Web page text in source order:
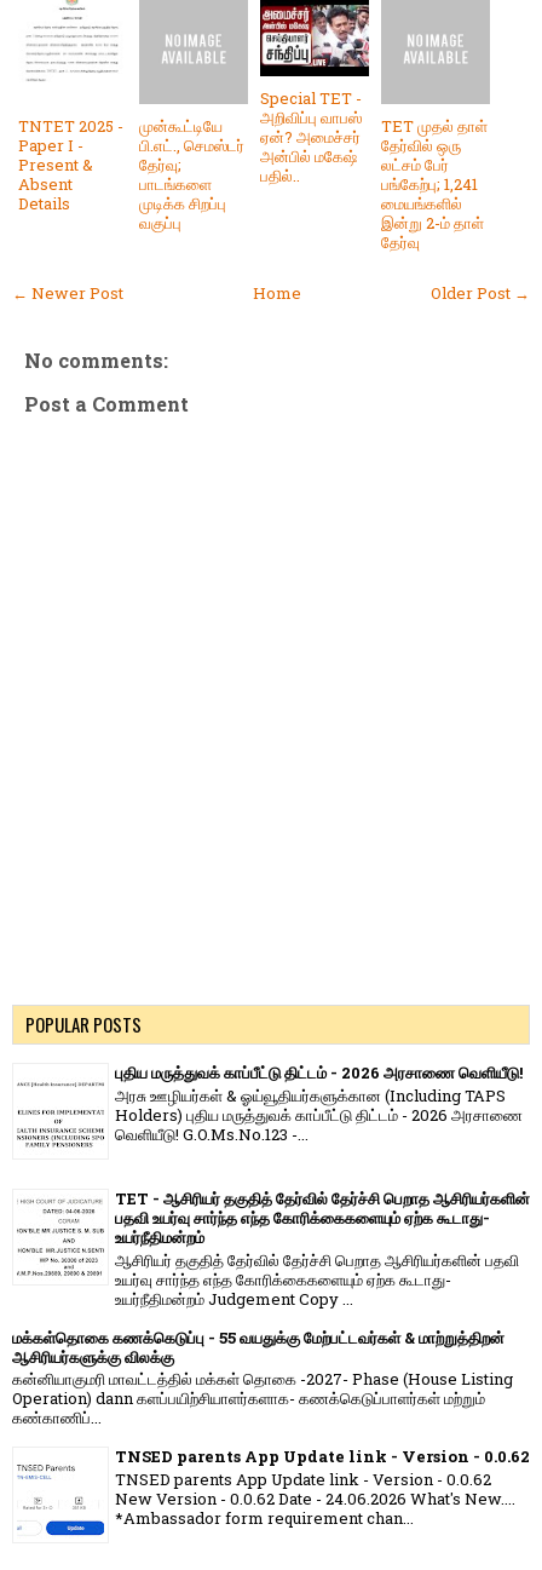
TNTET 2025 -
Paper I -
Present &
Absent
Details
முன்கூட்டியே
பி.எட்., செமஸ்டர்
தேர்வு;
பாடங்களை
முடிக்க சிறப்பு
வகுப்பு
Special TET -
அறிவிப்பு வாபஸ்
ஏன்? அமைச்சர்
அன்பில் மகேஷ்
பதில்..
TET முதல் தாள்
தேர்வில் ஒரு
லட்சம் பேர்
பங்கேற்பு; 1,241
மையங்களில்
இன்று 2-ம் தாள்
தேர்வு
← Newer Post Older Post →
Home
No comments:
Post a Comment
POPULAR POSTS
புதிய மருத்துவக் காப்பீட்டு திட்டம் - 2026 அரசாணை வெளியீடு!
அரசு ஊழியர்கள் & ஓய்வூதியர்களுக்கான (Including TAPS
Holders) புதிய மருத்துவக் காப்பீட்டு திட்டம் - 2026 அரசாணை
வெளியீடு! G.O.Ms.No.123 -...
TET - ஆசிரியர் தகுதித் தேர்வில் தேர்ச்சி பெறாத ஆசிரியர்களின்
பதவி உயர்வு சார்ந்த எந்த கோரிக்கைகளையும் ஏற்க கூடாது-
உயர்நீதிமன்றம்
ஆசிரியர் தகுதித் தேர்வில் தேர்ச்சி பெறாத ஆசிரியர்களின் பதவி
உயர்வு சார்ந்த எந்த கோரிக்கைகளையும் ஏற்க கூடாது-
உயர்நீதிமன்றம் Judgement Copy ...
மக்கள்தொகை கணக்கெடுப்பு - 55 வயதுக்கு மேற்பட்டவர்கள் & மாற்றுத்திறன்
ஆசிரியர்களுக்கு விலக்கு
கன்னியாகுமரி மாவட்டத்தில் மக்கள் தொகை -2027- Phase (House Listing
Operation) dann களப்பயிற்சியாளர்களாக- கணக்கெடுப்பாளர்கள் மற்றும்
கண்காணிப்...
TNSED parents App Update link - Version - 0.0.62
TNSED parents App Update link - Version - 0.0.62
New Version - 0.0.62 Date - 24.06.2026 What's New....
*Ambassador form requirement chan...